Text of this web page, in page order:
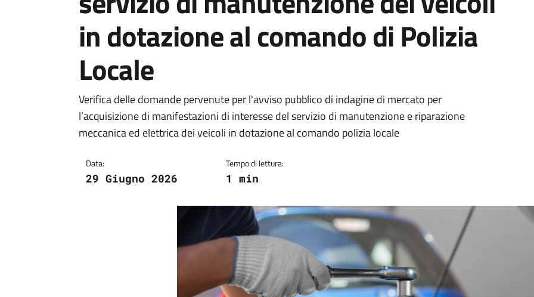
in dotazione al comando di Polizia
Locale
Verifica delle domande pervenute per l'avviso pubblico di indagine di mercato per
l’acquisizione di manifestazioni di interesse del servizio di manutenzione e riparazione
meccanica ed elettrica dei veicoli in dotazione al comando polizia locale
Data:
29 Giugno 2026
Tempo di lettura:
1 min